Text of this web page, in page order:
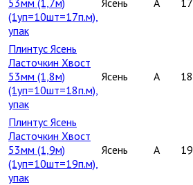
(1уп=10шт=17п.м),
упак
Плинтус Ясень
Ласточкин Хвост
53мм (1,8м)
(1уп=10шт=18п.м),
упак
Ясень A 18
Плинтус Ясень
Ласточкин Хвост
53мм (1,9м)
(1уп=10шт=19п.м),
упак
Ясень A 19